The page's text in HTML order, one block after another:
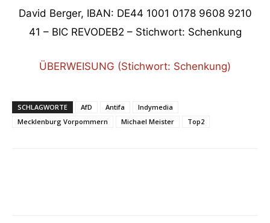
David Berger, IBAN: DE44 1001 0178 9608 9210
41 – BIC REVODEB2 – Stichwort: Schenkung
ÜBERWEISUNG (Stichwort: Schenkung)
SCHLAGWORTE AfD Antifa
Indymedia
Mecklenburg Vorpommern
Michael Meister Top2